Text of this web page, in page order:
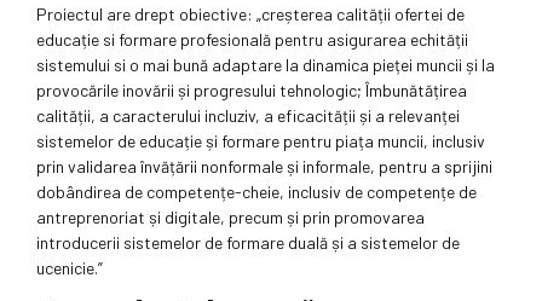
Proiectul are drept obiective: „creșterea calității ofertei de
educație si formare profesională pentru asigurarea echității
sistemului si o mai bună adaptare la dinamica pieței muncii și la
provocările inovării și progresului tehnologic; Îmbunătățirea
calității, a caracterului incluziv, a eficacității și a relevanței
sistemelor de educație și formare pentru piața muncii, inclusiv
prin validarea învățării nonformale și informale, pentru a sprijini
dobândirea de competențe-cheie, inclusiv de competențe de
antreprenoriat și digitale, precum și prin promovarea
introducerii sistemelor de formare duală și a sistemelor de
ucenicie.”